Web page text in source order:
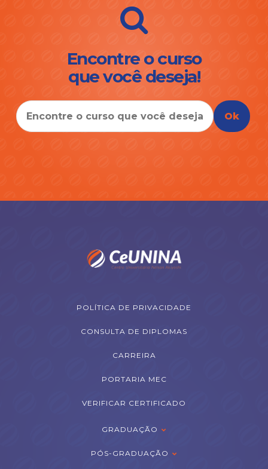
Encontre o curso
que você deseja!
Ok
POLÍTICA DE PRIVACIDADE
CONSULTA DE DIPLOMAS
CARREIRA
PORTARIA MEC
VERIFICAR CERTIFICADO
GRADUAÇÃO
PÓS-GRADUAÇÃO